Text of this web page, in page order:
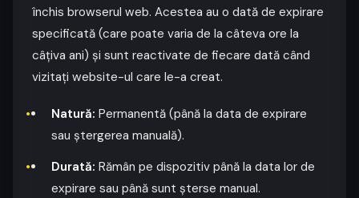
închis browserul web. Acestea au o dată de expirare
specificată (care poate varia de la câteva ore la
câțiva ani) și sunt reactivate de fiecare dată când
vizitați website-ul care le-a creat.
Natură: Permanentă (până la data de expirare
sau ștergerea manuală).
Durată: Rămân pe dispozitiv până la data lor de
expirare sau până sunt șterse manual.